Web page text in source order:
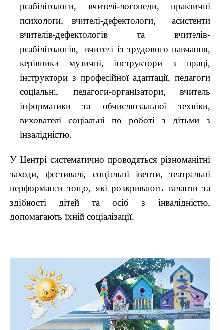
реабілітологи, вчителі-логопеди, практичні
психологи, вчителі-дефектологи, асистенти
вчителів-дефектологів та вчителів-
реабілітологів, вчителі із трудового навчання,
керівники музичні, інструктори з праці,
інструктори з професійної адаптації, педагоги
соціальні, педагоги-організатори, вчитель
інформатики та обчислювальної техніки,
вихователі соціальні по роботі з дітьми з
інвалідністю.
У Центрі систематично проводяться різноманітні
заходи, фестивалі, соціальні івенти, театральні
перформанси тощо, які розкривають таланти та
здібності дітей та осіб з інвалідністю,
допомагають їхній соціалізації.
Видеоплеер